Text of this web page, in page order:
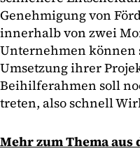
Genehmigung von
innerhalb von zwei
Unternehmen können
Umsetzung ihrer
Beihilferahmen soll
treten, also schnell
Mehr zum Thema